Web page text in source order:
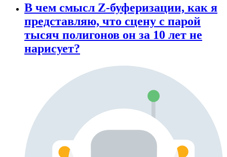
В чем смысл Z-буферизации, как я
представляю, что сцену с парой
тысяч полигонов он за 10 лет не
нарисует?